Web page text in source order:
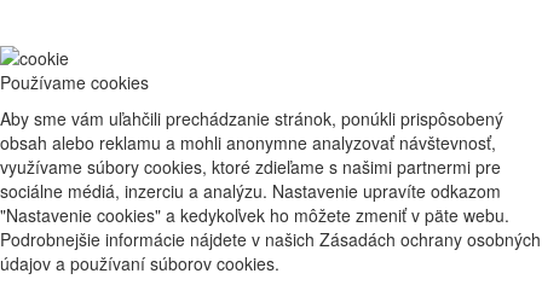
Používame cookies
Aby sme vám uľahčili prechádzanie stránok, ponúkli prispôsobený
obsah alebo reklamu a mohli anonymne analyzovať návštevnosť,
využívame súbory cookies, ktoré zdieľame s našimi partnermi pre
sociálne médiá, inzerciu a analýzu. Nastavenie upravíte odkazom
"Nastavenie cookies" a kedykoľvek ho môžete zmeniť v päte webu.
Podrobnejšie informácie nájdete v našich Zásadách ochrany osobných
údajov a používaní súborov cookies.